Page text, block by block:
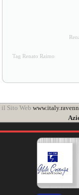
Tag Renato Raimo
il Sito Web